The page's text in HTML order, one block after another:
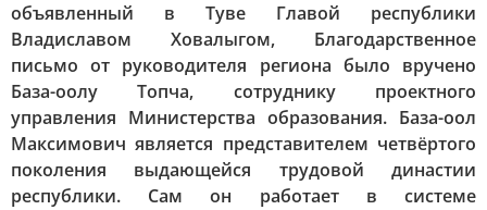
объявленный в Туве Главой республики
Владиславом Ховалыгом, Благодарственное
письмо от руководителя региона было вручено
База-оолу Топча, сотруднику проектного
управления Министерства образования. База-оол
Максимович является представителем четвёртого
поколения выдающейся трудовой династии
республики. Сам он работает в системе